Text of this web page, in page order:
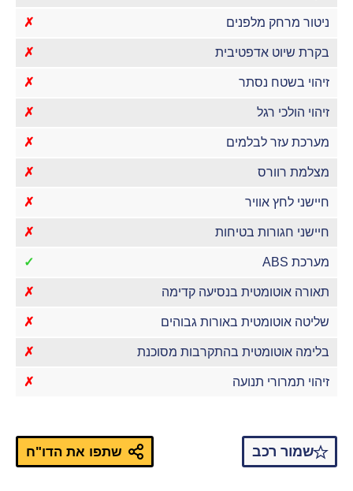
ניטור מרחק מלפנים ✗
בקרת שיוט אדפטיבית ✗
זיהוי בשטח נסתר ✗
זיהוי הולכי רגל ✗
מערכת עזר לבלמים ✗
מצלמת רוורס ✗
חיישני לחץ אוויר ✗
חיישני חגורות בטיחות ✗
מערכת ABS ✓
תאורה אוטומטית בנסיעה קדימה ✗
שליטה אוטומטית באורות גבוהים ✗
בלימה אוטומטית בהתקרבות מסוכנת ✗
זיהוי תמרורי תנועה ✗
שמור רכב שתפו את הדו"ח